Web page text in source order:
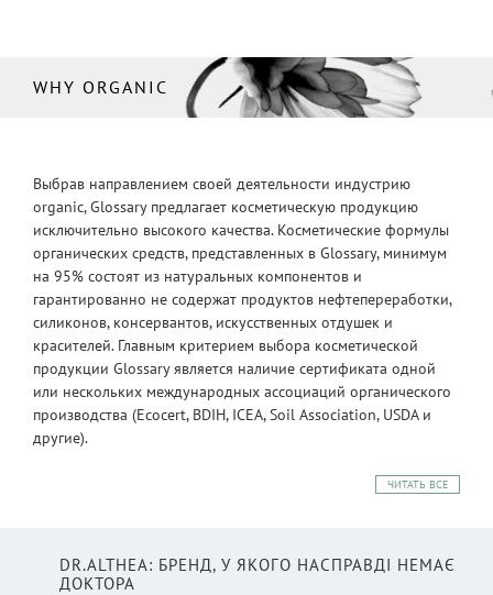
WHY ORGANIC
Выбрав направлением своей деятельности индустрию
organic, Glossary предлагает косметическую продукцию
исключительно высокого качества. Косметические формулы
органических средств, представленных в Glossary, минимум
на 95% состоят из натуральных компонентов и
гарантированно не содержат продуктов нефтепереработки,
силиконов, консервантов, искусственных отдушек и
красителей. Главным критерием выбора косметической
продукции Glossary является наличие сертификата одной
или нескольких международных ассоциаций органического
производства (Ecocert, BDIH, ICEA, Soil Association, USDA и
другие).
ЧИТАТЬ ВСЕ
DR.ALTHEA: БРЕНД, У ЯКОГО НАСПРАВДІ НЕМАЄ
ДОКТОРА